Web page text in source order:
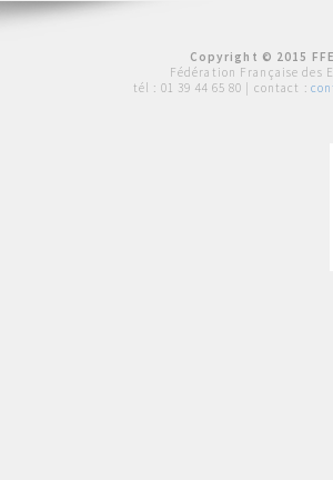
Copyright © 2015
Fédération Française des
tél : 01 39 44 65 80 | contact :